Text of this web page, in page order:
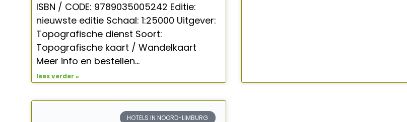
ISBN / CODE: 9789035005242 Editie:
nieuwste editie Schaal: 1:25000 Uitgever:
Topografische dienst Soort:
Topografische kaart / Wandelkaart
Meer info en bestellen…
lees verder »
HOTELS IN NOORD-LIMBURG